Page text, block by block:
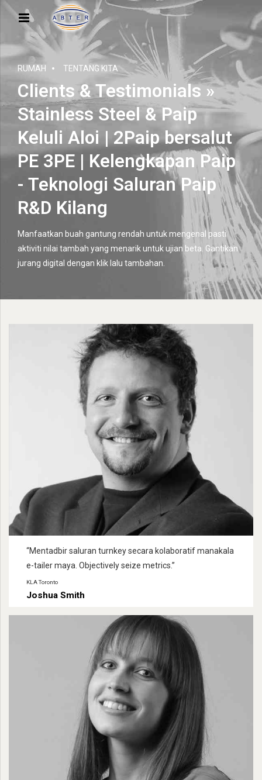
RUMAH TENTANG KITA
Clients&Testimonials »
Stainless Steel & Paip
Keluli Aloi | 2Paip bersalut
PE 3PE | Kelengkapan Paip
- Teknologi Saluran Paip
R&D Kilang
Manfaatkan buah gantung rendah untuk mengenal pasti
aktiviti nilai tambah yang menarik untuk ujian beta. Gantikan
jurang digital dengan klik lalu tambahan.
“Mentadbir saluran turnkey secara kolaboratif manakala
e-tailer maya. Objectively seize metrics.”
KLA Toronto
Joshua Smith